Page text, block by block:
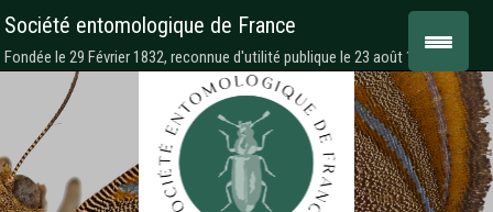
Société entomologique de France
Fondée le 29 Février 1832, reconnue d'utilité publique le 23 août 1878